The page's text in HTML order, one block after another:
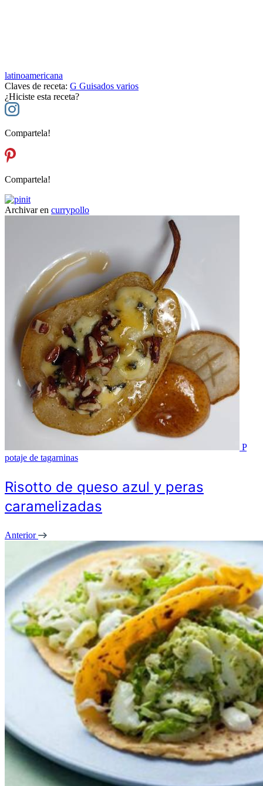
latinoamericana
Claves de receta: G Guisados varios
¿Hiciste esta receta?
Compartela!
Compartela!
Archivar en currypollo
P
potaje de tagarninas
Risotto de queso azul y peras
caramelizadas
Anterior